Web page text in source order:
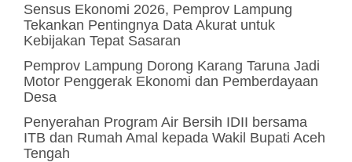
Sensus Ekonomi 2026, Pemprov Lampung
Tekankan Pentingnya Data Akurat untuk
Kebijakan Tepat Sasaran
Pemprov Lampung Dorong Karang Taruna Jadi
Motor Penggerak Ekonomi dan Pemberdayaan
Desa
Penyerahan Program Air Bersih IDII bersama
ITB dan Rumah Amal kepada Wakil Bupati Aceh
Tengah